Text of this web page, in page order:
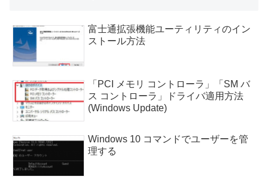
富士通拡張機能ユーティリティのイン
ストール方法
「PCI メモリ コントローラ」「SM バ
ス コントローラ」ドライバ適用方法
(Windows Update)
Windows 10 コマンドでユーザーを管
理する